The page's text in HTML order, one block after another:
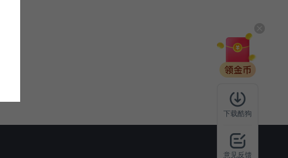
下载酷狗
意见反馈